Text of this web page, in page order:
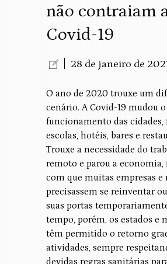
não contraiam
Covid-19
28 de janeiro de
O ano de 2020 trouxe um
cenário. A Covid-19 mudou o
funcionamento das cidades,
escolas, hotéis, bares e
Trouxe a necessidade do
remoto e parou a economia,
com que muitas empresas e
precisassem se reinventar
suas portas
tempo, porém, os estados e
têm permitido o retorno
atividades, sempre
devidas regras sanitárias